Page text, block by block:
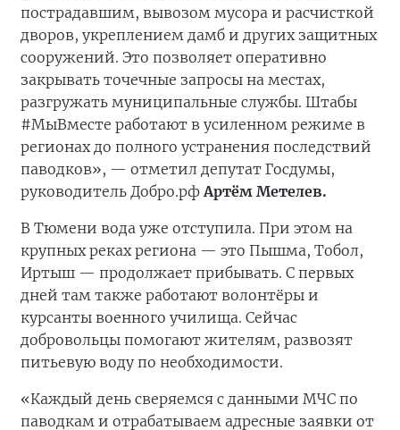
пострадавшим, вывозом мусора и расчисткой
дворов, укреплением дамб и других защитных
сооружений. Это позволяет оперативно
закрывать точечные запросы на местах,
разгружать муниципальные службы. Штабы
#МыВместе работают в усиленном режиме в
регионах до полного устранения последствий
паводков», — отметил депутат Госдумы,
руководитель Добро.рфАртём Метелев.
В Тюмени вода уже отступила. При этом на
крупных реках региона — это Пышма, Тобол,
Иртыш — продолжает прибывать. С первых
дней там также работают волонтёры и
курсанты военного училища. Сейчас
добровольцы помогают жителям, развозят
питьевую воду по необходимости.
«Каждый день сверяемся с данными МЧС по
паводкам и отрабатываем адресные заявки от